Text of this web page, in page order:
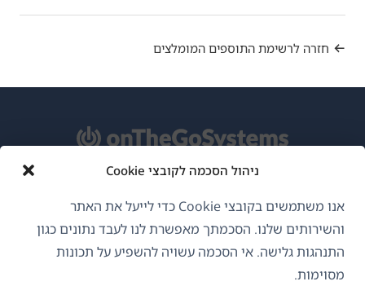
ניהול הסכמה לקובצי Cookie
אנו משתמשים בקובצי Cookie כדי לייעל את האתר
והשירותים שלנו. הסכמתך מאפשרת לנו לעבד נתונים כגון
התנהגות גלישה. אי הסכמה עשויה להשפיע על תכונות
מסוימות.
חזרה לרשימת התוספים המומלצים
GDPR ומדיניות פרטיות
הצטרף לצוות שלנו(נפתח